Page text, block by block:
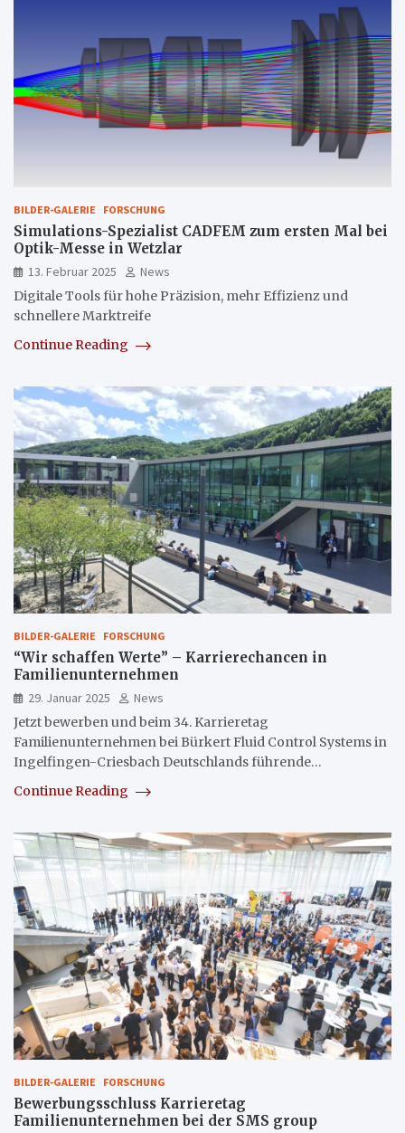
BILDER-GALERIE FORSCHUNG
Simulations-Spezialist CADFEM zum ersten Mal bei
Optik-Messe in Wetzlar
13. Februar 2025
News
Digitale Tools für hohe Präzision, mehr Effizienz und
schnellere Marktreife
Continue Reading
BILDER-GALERIE FORSCHUNG
“Wir schaffen Werte” – Karrierechancen in
Familienunternehmen
29. Januar 2025
News
Jetzt bewerben und beim 34. Karrieretag
Familienunternehmen bei Bürkert Fluid Control Systems in
Ingelfingen-Criesbach Deutschlands führende…
Continue Reading
BILDER-GALERIE FORSCHUNG
Bewerbungsschluss Karrieretag
Familienunternehmen bei der SMS group